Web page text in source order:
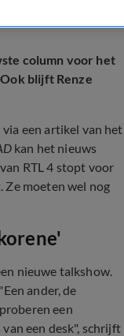
column voor het
blijft Renze
een artikel van het
kan het nieuws
RTL 4 stopt voor
Ze moeten wel nog
nieuwe talkshow.
ander, de
een
een desk", schrijft